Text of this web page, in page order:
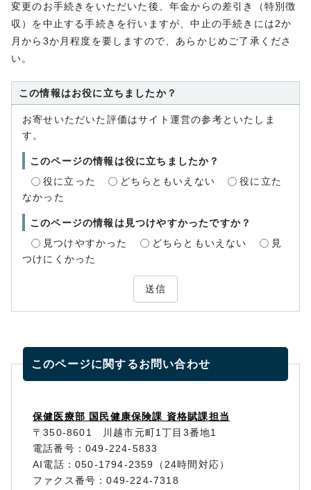
変更のお手続きをいただいた後、年金からの差引き（特別徴
収）を中止する手続きを行いますが、中止の手続きには2か
月から3か月程度を要しますので、あらかじめご了承くださ
い。
この情報はお役に立ちましたか？
お寄せいただいた評価はサイト運営の参考といたしま
す。
このページの情報は役に立ちましたか？
役に立った
どちらともいえない
役に立た
なかった
このページの情報は見つけやすかったですか？
見つけやすかった
どちらともいえない
見
つけにくかった
送信
このページに関するお問い合わせ
保健医療部 国民健康保険課 資格賦課担当
〒350-8601 川越市元町1丁目3番地1
電話番号：049-224-5833
AI電話：050-1794-2359（24時間対応）
ファクス番号：049-224-7318